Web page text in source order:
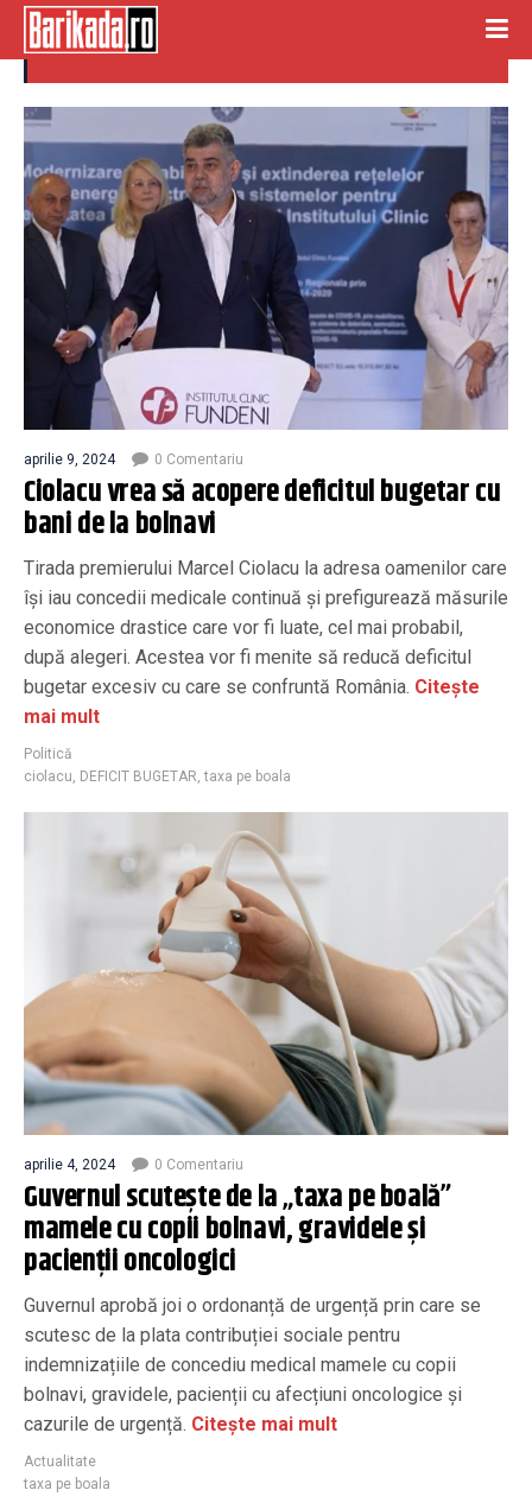
taxa pe boala
aprilie 9, 2024 0 Comentariu
Ciolacu vrea să acopere deficitul bugetar cu
bani de la bolnavi
Tirada premierului Marcel Ciolacu la adresa oamenilor care
își iau concedii medicale continuă și prefigurează măsurile
economice drastice care vor fi luate, cel mai probabil,
după alegeri. Acestea vor fi menite să reducă deficitul
bugetar excesiv cu care se confruntă România. Citește
mai mult
Politică
ciolacu, DEFICIT BUGETAR,taxa pe boala
aprilie 4, 2024 0 Comentariu
Guvernul scutește de la „taxa pe boală”
mamele cu copii bolnavi, gravidele și
pacienții oncologici
Guvernul aprobă joi o ordonanță de urgență prin care se
scutesc de la plata contribuției sociale pentru
indemnizațiile de concediu medical mamele cu copii
bolnavi, gravidele, pacienții cu afecțiuni oncologice și
cazurile de urgență. Citește mai mult
Actualitate
taxa pe boala